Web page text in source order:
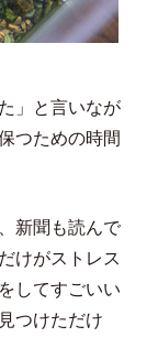
」と言いなが
つための時間
新聞も読んで
けがストレス
してすごいい
つけただけ